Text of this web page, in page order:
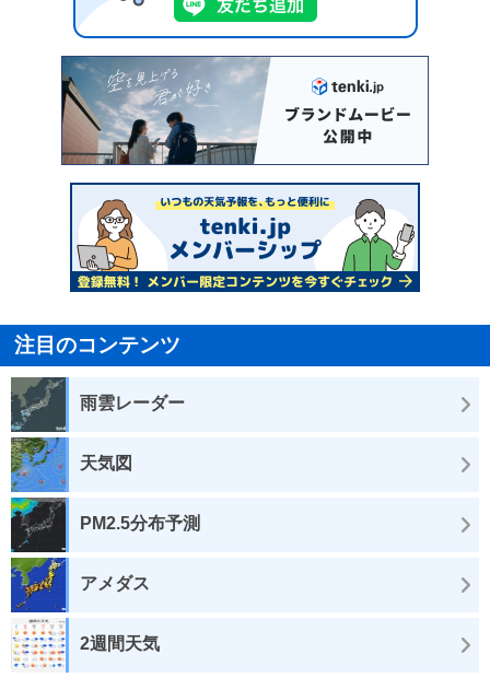
注目のコンテンツ
雨雲レーダー
天気図
PM2.5分布予測
アメダス
2週間天気